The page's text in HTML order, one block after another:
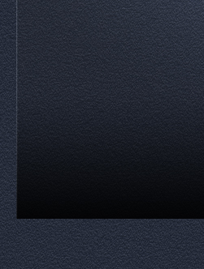
Zurück zum Seiteninhalt